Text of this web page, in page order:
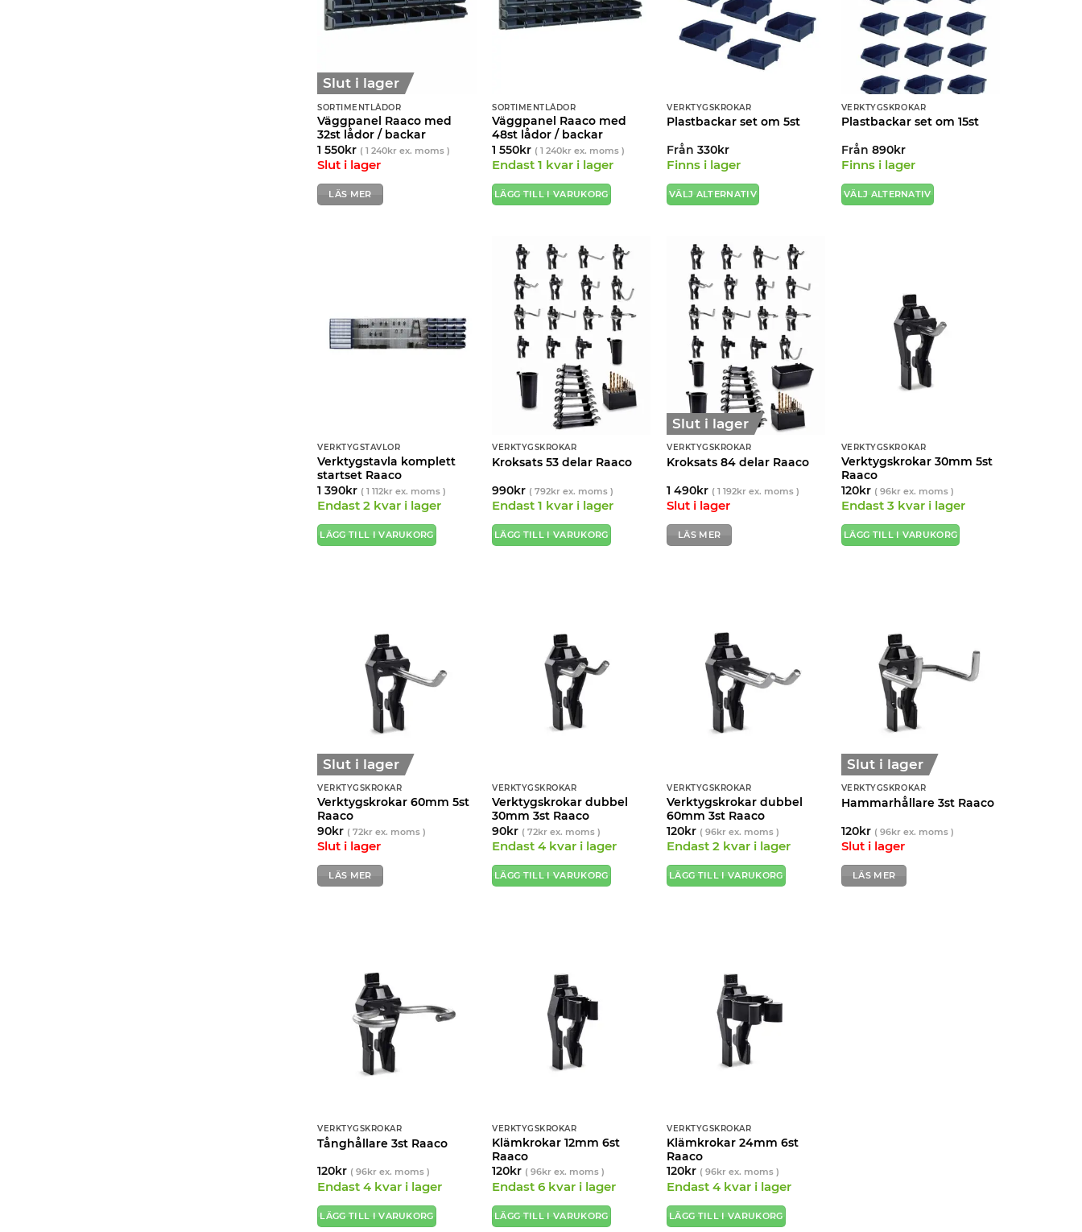
Slut i lager
SORTIMENTLÅDOR
Väggpanel Raaco med
32st lådor / backar
1 550kr (1 240kr ex. moms )
Slut i lager
LÄS MER
SORTIMENTLÅDOR
Väggpanel Raaco med
48st lådor / backar
1 550kr (1 240kr ex. moms )
Endast 1 kvar i lager
LÄGG TILL I VARUKORG
VERKTYGSKROKAR
Plastbackar set om 5st
Från 330kr
Finns i lager
VÄLJ ALTERNATIV
produkten
flera
varianter.
olika
alternativen
kan
väljas
produktsidan
VERKTYGSKROKAR
Plastbackar set om 15st
Från 890kr
Finns i lager
VÄLJ ALTERNATIV
alternativen
VERKTYGSTAVLOR
Verktygstavla komplett
startset Raaco
1 390kr (1 112kr ex. moms )
Endast 2 kvar i lager
LÄGG TILL I VARUKORG
VERKTYGSKROKAR
Kroksats 53 delar Raaco
990kr (792kr ex. moms )
Endast 1 kvar i lager
LÄGG TILL I VARUKORG
Slut i lager
VERKTYGSKROKAR
Kroksats 84 delar Raaco
1 490kr (1 192kr ex. moms )
Slut i lager
LÄS MER
VERKTYGSKROKAR
Verktygskrokar 30mm 5st
Raaco
120kr ( 96krex. moms )
Endast 3 kvar i lager
LÄGG TILL I VARUKORG
Slut i lager
VERKTYGSKROKAR
Verktygskrokar 60mm 5st
Raaco
90kr (72kr ex. moms )
Slut i lager
LÄS MER
VERKTYGSKROKAR
Verktygskrokar dubbel
30mm 3st Raaco
90kr (72kr ex. moms )
Endast 4 kvar i lager
LÄGG TILL I VARUKORG
VERKTYGSKROKAR
Verktygskrokar dubbel
60mm 3st Raaco
120kr (96kr ex. moms )
Endast 2 kvar i lager
LÄGG TILL I VARUKORG
Slut i lager
VERKTYGSKROKAR
Hammarhållare 3st Raaco
120kr ( 96krex. moms )
Slut i lager
LÄS MER
VERKTYGSKROKAR
Tånghållare 3st Raaco
120kr (96kr ex. moms )
Endast 4 kvar i lager
LÄGG TILL I VARUKORG
VERKTYGSKROKAR
Klämkrokar 12mm 6st
Raaco
120kr (96kr ex. moms )
Endast 6 kvar i lager
LÄGG TILL I VARUKORG
VERKTYGSKROKAR
Klämkrokar 24mm 6st
Raaco
120kr (96kr ex. moms )
Endast 4 kvar i lager
LÄGG TILL I VARUKORG